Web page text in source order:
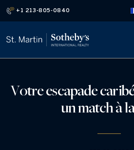
+1 213-805-0840
Votre escapade
un match à